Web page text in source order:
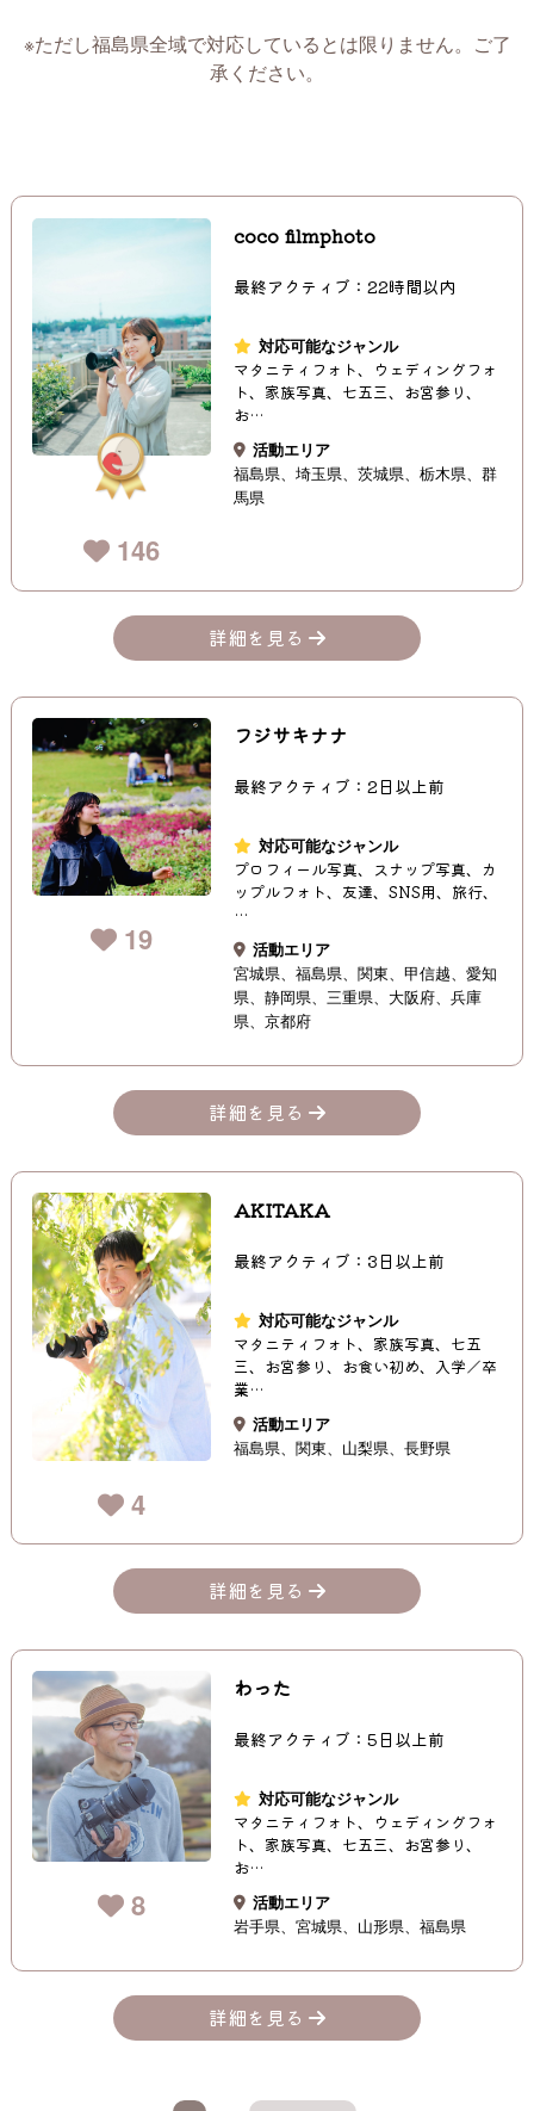
※ただし福島県全域で対応しているとは限りません。ご了
承ください。
146
coco filmphoto
最終アクティブ：22時間以内
対応可能なジャンル
マタニティフォト、ウェディングフォ
ト、家族写真、七五三、お宮参り、
お…
活動エリア
福島県
埼玉県 茨城県 栃木県
群
馬県
詳細を見る
19
フジサキナナ
最終アクティブ：2日以上前
対応可能なジャンル
プロフィール写真、スナップ写真、カ
ップルフォト、友達、SNS用、旅行、
…
活動エリア
宮城県
福島県 関東 甲信越
愛知
県
静岡県 三重県 大阪府
兵庫
県
京都府
詳細を見る
4
AKITAKA
最終アクティブ：3日以上前
対応可能なジャンル
マタニティフォト、家族写真、七五
三、お宮参り、お食い初め、入学／卒
業…
活動エリア
福島県
関東 山梨県 長野県
詳細を見る
8
わった
最終アクティブ：5日以上前
対応可能なジャンル
マタニティフォト、ウェディングフォ
ト、家族写真、七五三、お宮参り、
お…
活動エリア
岩手県
宮城県 山形県 福島県
詳細を見る